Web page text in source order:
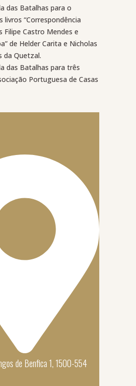
das Batalhas para o
livros “Correspondência
Filipe Castro Mendes e
de Helder Carita e Nicholas
da Quetzal.
das Batalhas para três
Portuguesa de Casas
de Benfica 1, 1500-554